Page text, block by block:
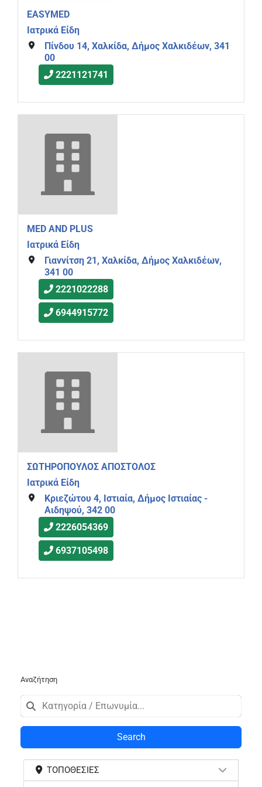
EASYMED
Ιατρικά Είδη
Πίνδου 14, Χαλκίδα, Δήμος Χαλκιδέων, 341
00
2221121741
MED AND PLUS
Ιατρικά Είδη
Γιαννίτση 21, Χαλκίδα, Δήμος Χαλκιδέων,
341 00
2221022288
6944915772
ΣΩΤΗΡΟΠΟΥΛΟΣ ΑΠΟΣΤΟΛΟΣ
Ιατρικά Είδη
Κριεζώτου 4, Ιστιαία, Δήμος Ιστιαίας -
Αιδηψού, 342 00
2226054369
6937105498
Αναζήτηση
Search
ΤΟΠΟΘΕΣΊΕΣ